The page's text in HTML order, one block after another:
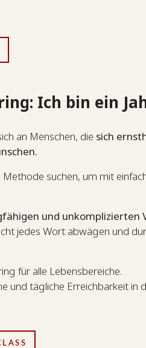
Ich bin ein
an Menschen, die sich
suchen, um mit
und unkomplizierten
jedes Wort abwägen und
für alle Lebensbereiche.
und tägliche Erreichbarkeit in